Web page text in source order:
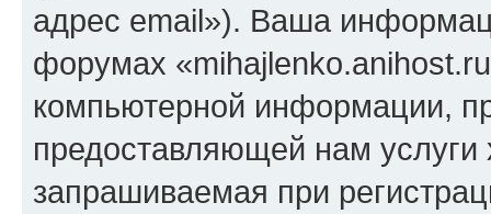
адрес email»). Ваша
форумах
компьютерной информации,
предоставляющей нам
запрашиваемая при